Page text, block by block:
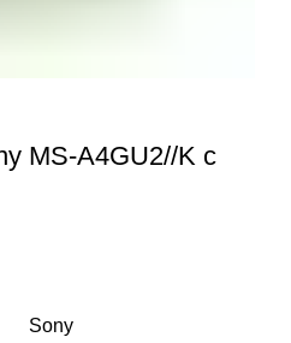
MS-A4GU2//K с
Sony